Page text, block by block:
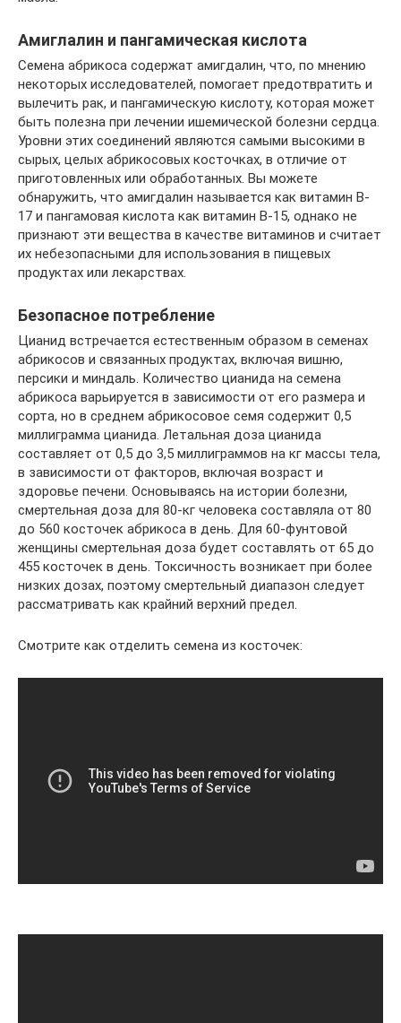
Амиглалин и пангамическая кислота
Семена абрикоса содержат амигдалин, что, по мнению
некоторых исследователей, помогает предотвратить и
вылечить рак, и пангамическую кислоту, которая может
быть полезна при лечении ишемической болезни сердца.
Уровни этих соединений являются самыми высокими в
сырых, целых абрикосовых косточках, в отличие от
приготовленных или обработанных. Вы можете
обнаружить, что амигдалин называется как витамин B-
17 и пангамовая кислота как витамин B-15, однако не
признают эти вещества в качестве витаминов и считает
их небезопасными для использования в пищевых
продуктах или лекарствах.
Безопасное потребление
Цианид встречается естественным образом в семенах
абрикосов и связанных продуктах, включая вишню,
персики и миндаль. Количество цианида на семена
абрикоса варьируется в зависимости от его размера и
сорта, но в среднем абрикосовое семя содержит 0,5
миллиграмма цианида. Летальная доза цианида
составляет от 0,5 до 3,5 миллиграммов на кг массы тела,
в зависимости от факторов, включая возраст и
здоровье печени. Основываясь на истории болезни,
смертельная доза для 80-кг человека составляла от 80
до 560 косточек абрикоса в день. Для 60-фунтовой
женщины смертельная доза будет составлять от 65 до
455 косточек в день. Токсичность возникает при более
низких дозах, поэтому смертельный диапазон следует
рассматривать как крайний верхний предел.
Смотрите как отделить семена из косточек: